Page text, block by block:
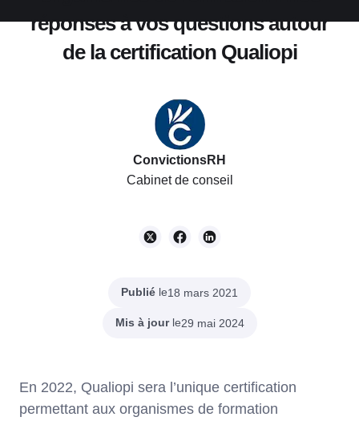
réponses à vos questions autour
de la certification Qualiopi
ConvictionsRH
Cabinet de conseil
Publié le18 mars 2021
Mis à jourle29 mai 2024
En 2022, Qualiopi sera l’unique certification
permettant aux organismes de formation